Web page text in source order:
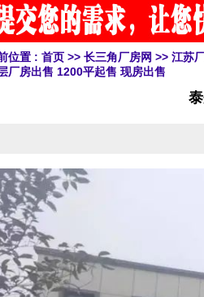
位置 : 首页 >> 长三角厂房网 >> 江苏
厂房出售 1200平起售 现房出售